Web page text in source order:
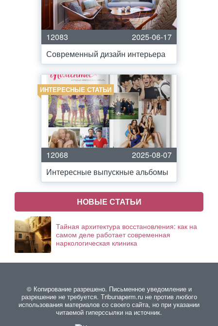
12083
2025-06-17
Современный дизайн интерьера
ИНТЕРЕСНЫЕ СТАТЬИ
12068
2025-08-07
Интересные выпускные альбомы
НОВЫЕ СТАТЬИ
Тайная архитектура восстановления: как на
самом деле работает современная
наркологическая клиника
© Копирование разрешено. Письменное уведомление и
разрешение не требуется. Тribunaperm.ru не против любого
использования материалов со своего сайта, но при указании
читаемой гиперссылки на источник.